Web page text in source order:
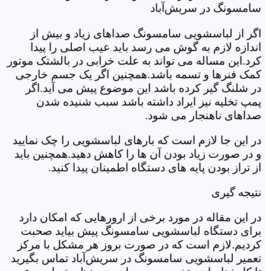
سامسونگ در سریش‌آباد
اگر از لباسشویی سامسونگ صداهای زیاد و بیش از
اندازه لازم به گوش می رسد باید عیب اصلی را پیدا
کرد.این مساله می تواند به علت خرابی در بالشتک موتور
کمک فنرها و تسمه باشد.همچنین اگر یک جسم خارجی
در شلنگ گیر کرده باشد این موضوع پیش می آید.اگر
پمپ تخلیه نیز ایراد داشته باشد سبب شنیده شدن
صداهای ناهنجار می شود.
در این جا لازم است که بارهای لباسشویی را چک نمایید
و در صورت زیاد بودن آن ها را کاهش دهید.همچنین باید
از تراز بودن پایه های دستگاه اطمینان پیدا کنید.
نتیجه گیری
در این مقاله در مورد برخی از ارورهایی که امکان دارد
برای دستگاه لباسشویی سامسونگ پیش بیاید صحبت
کردیم.لازم است که در صورت بروز هر مشکل با مرکز
تعمیر لباسشویی سامسونگ در سریش‌آباد تماس بگیرید